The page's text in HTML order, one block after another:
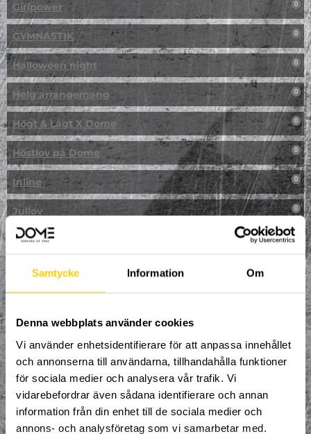
Samtycke Information Om
Denna webbplats använder cookies
Vi använder enhetsidentifierare för att anpassa innehållet
och annonserna till användarna, tillhandahålla funktioner
för sociala medier och analysera vår trafik. Vi
vidarebefordrar även sådana identifierare och annan
information från din enhet till de sociala medier och
annons- och analysföretag som vi samarbetar med.
Girlpower 0
GYMNASTIK 0
Halloween night 0
Helg arrangemang 0
Högt & Lågt X Dome 0
Höstlov på Dome 0
Inline 0
Jullov 0
Kampanj 0
Kickbike
Klättring
LAN
Multisport
Mässa